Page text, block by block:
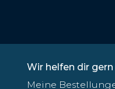
Wir helfen dir gern
Meine